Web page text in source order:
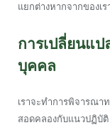
แยกต่างหากจากของเร
การเปลี่ยนแ
บุคคล
เราจะทำการพิจารณา
สอดคลองกับแนวปฏิบั